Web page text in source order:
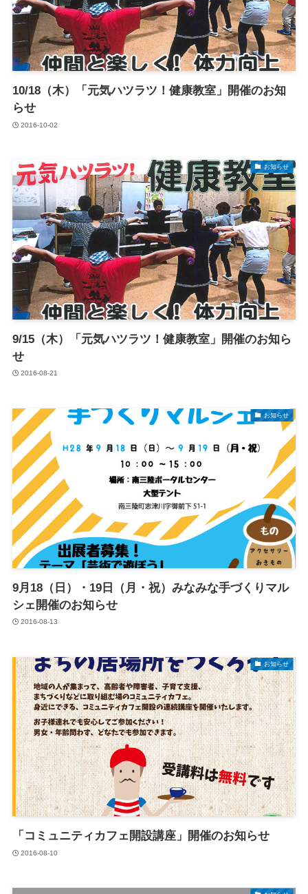
10/18（木）「元気ハツラツ！健康教室」開催のお知
らせ
2016-10-02
お知らせ
9/15（木）「元気ハツラツ！健康教室」開催のお知ら
せ
2016-08-21
お知らせ
9月18（日）・19日（月・祝）みなみな手づくりマル
シェ開催のお知らせ
2016-08-13
お知らせ
「コミュニティカフェ開設講座」開催のお知らせ
2016-08-10